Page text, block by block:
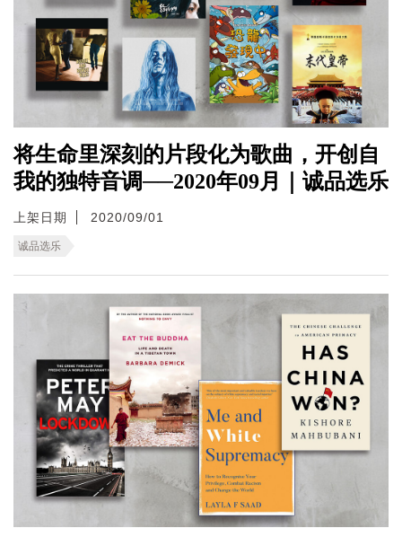
将生命里深刻的片段化为歌曲，开创自
我的独特音调──2020年09月｜诚品选乐
上架日期 2020/09/01
诚品选乐